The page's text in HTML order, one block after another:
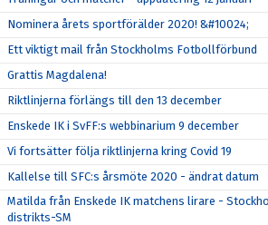
Nominera årets sportförälder 2020! &#10024;
Ett viktigt mail från Stockholms Fotbollförbund
Grattis Magdalena!
Riktlinjerna förlängs till den 13 december
Enskede IK i SvFF:s webbinarium 9 december
Vi fortsätter följa riktlinjerna kring Covid 19
Kallelse till SFC:s årsmöte 2020 - ändrat datum
Matilda från Enskede IK matchens lirare -
distrikts-SM